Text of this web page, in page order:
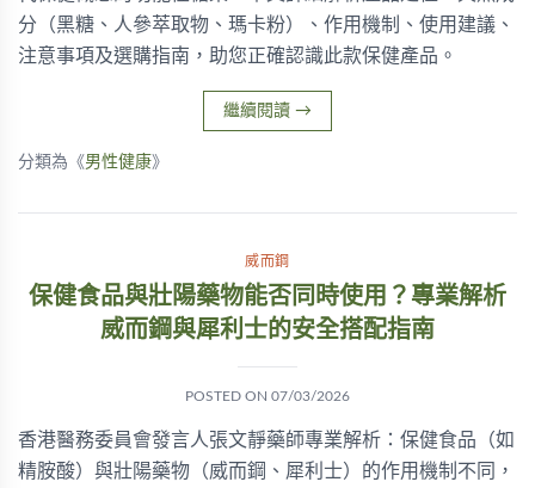
分（黑糖、人參萃取物、瑪卡粉）、作用機制、使用建議、
注意事項及選購指南，助您正確認識此款保健產品。
繼續閱讀 →
分類為《男性健康》
威而鋼
保健食品與壯陽藥物能否同時使用？專業解析
威而鋼與犀利士的安全搭配指南
POSTED ON 07/03/2026
香港醫務委員會發言人張文靜藥師專業解析：保健食品（如
精胺酸）與壯陽藥物（威而鋼、犀利士）的作用機制不同，